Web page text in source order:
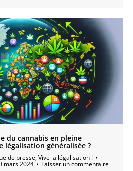
du cannabis en pleine
légalisation généralisée ?
de presse,Vive la légalisation !
mars 2024 Laisser un commentaire